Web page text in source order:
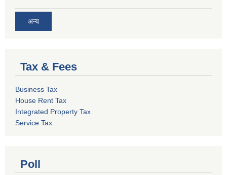
अन्य
Tax & Fees
Business Tax
House Rent Tax
Integrated Property Tax
Service Tax
Poll